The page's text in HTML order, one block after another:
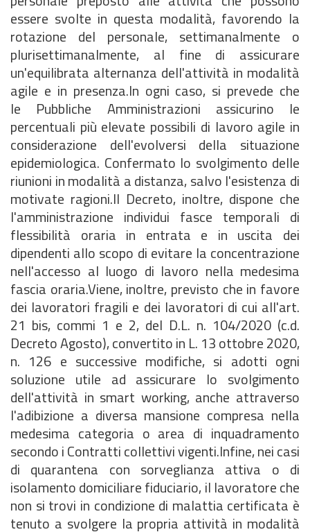
essere svolte in questa modalità, favorendo la
rotazione del personale, settimanalmente o
plurisettimanalmente, al fine di assicurare
un'equilibrata alternanza dell'attività in modalità
agile e in presenza.In ogni caso, si prevede che
le Pubbliche Amministrazioni assicurino le
percentuali più elevate possibili di lavoro agile in
considerazione dell'evolversi della situazione
epidemiologica. Confermato lo svolgimento delle
riunioni in modalità a distanza, salvo l'esistenza di
motivate ragioni.Il Decreto, inoltre, dispone che
l'amministrazione individui fasce temporali di
flessibilità oraria in entrata e in uscita dei
dipendenti allo scopo di evitare la concentrazione
nell'accesso al luogo di lavoro nella medesima
fascia oraria.Viene, inoltre, previsto che in favore
dei lavoratori fragili e dei lavoratori di cui all'art.
21 bis, commi 1 e 2, del D.L. n. 104/2020 (c.d.
Decreto Agosto), convertito in L. 13 ottobre 2020,
n. 126 e successive modifiche, si adotti ogni
soluzione utile ad assicurare lo svolgimento
dell'attività in smart working, anche attraverso
l'adibizione a diversa mansione compresa nella
medesima categoria o area di inquadramento
secondo i Contratti collettivi vigenti.Infine, nei casi
di quarantena con sorveglianza attiva o di
isolamento domiciliare fiduciario, il lavoratore che
non si trovi in condizione di malattia certificata è
tenuto a svolgere la propria attività in modalità